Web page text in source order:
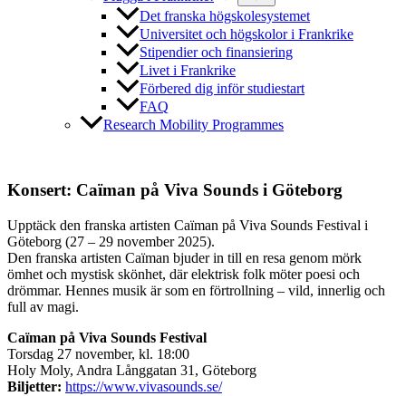
Det franska högskolesystemet
Universitet och högskolor i Frankrike
Stipendier och finansiering
Livet i Frankrike
Förbered dig inför studiestart
FAQ
Research Mobility Programmes
Konsert: Caïman på Viva Sounds i Göteborg
Upptäck den franska artisten Caïman på Viva Sounds Festival i
Göteborg (27 – 29 november 2025).
Den franska artisten Caïman bjuder in till en resa genom mörk
ömhet och mystisk skönhet, där elektrisk folk möter poesi och
drömmar. Hennes musik är som en förtrollning – vild, innerlig och
full av magi.
Caïman på Viva Sounds Festival
Torsdag 27 november, kl. 18:00
Holy Moly, Andra Långgatan 31, Göteborg
Biljetter: https://www.vivasounds.se/